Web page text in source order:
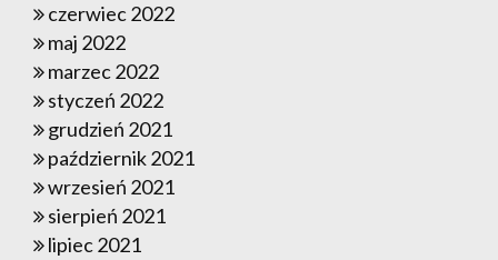
czerwiec 2022
maj 2022
marzec 2022
styczeń 2022
grudzień 2021
październik 2021
wrzesień 2021
sierpień 2021
lipiec 2021